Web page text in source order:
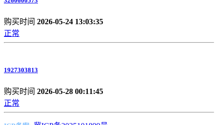
购买时间 2026-05-24 13:03:35
正常
1927303813
购买时间 2026-05-28 00:11:45
正常